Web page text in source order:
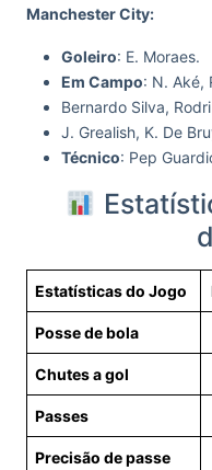
Manchester City:
Goleiro: E. Moraes.
Em Campo: N. Aké,
Bernardo Silva, Rodri
J. Grealish, K. De
Técnico: Pep
Estatísticas do Jogo
Posse de bola
Chutes a gol
Passes
Precisão de passe